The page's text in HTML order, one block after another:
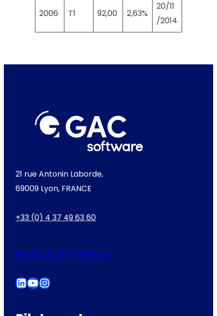
2006 T1 92,00 2,63%
20/11
/2014
21 rue Antonin Laborde,
69009 Lyon, FRANCE
+33 (0) 4 37 49 63 60
Découvrir GAC Software
LinkedIn YouTube Instagram